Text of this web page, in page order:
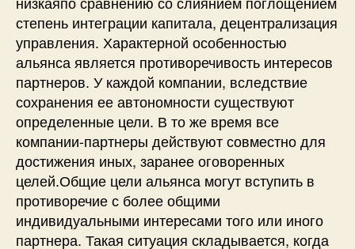
степень интеграции капитала, децентрализация
управления. Характерной особенностью
альянса является противоречивость интересов
партнеров. У каждой компании, вследствие
сохранения ее автономности существуют
определенные цели. В то же время все
компании-партнеры действуют совместно для
достижения иных, заранее оговоренных
целей.Общие цели альянса могут вступить в
противоречие с более общими
индивидуальными интересами того или иного
партнера. Такая ситуация складывается, когда